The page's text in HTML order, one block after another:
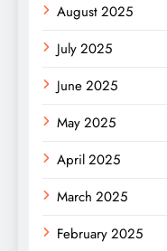
August 2025
July 2025
June 2025
May 2025
April 2025
March 2025
February 2025